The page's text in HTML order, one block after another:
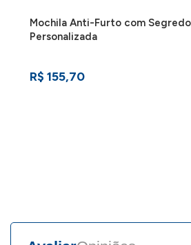
Mochila Anti-Furto com Segredo
Personalizada
R$ 155,70